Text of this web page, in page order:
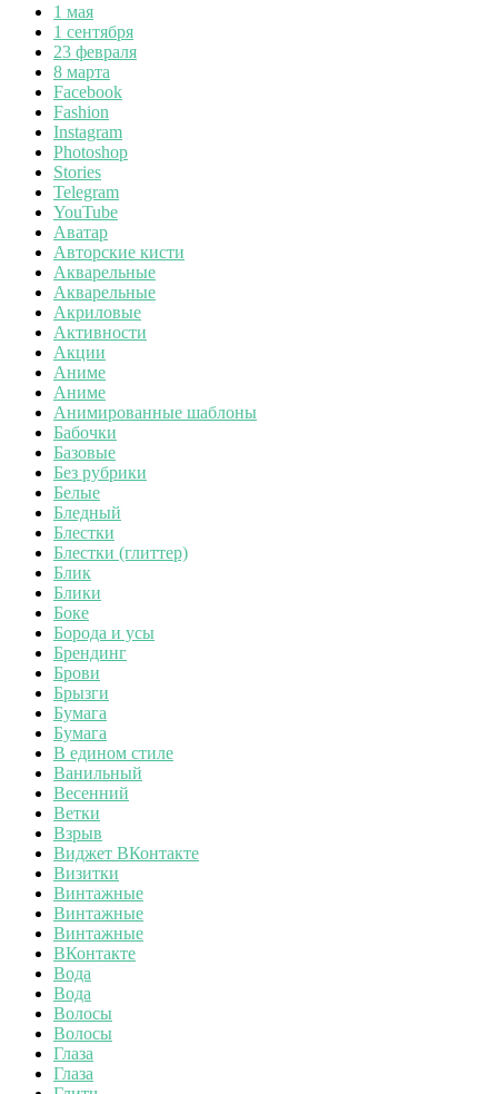
1 мая
1 сентября
23 февраля
8 марта
Facebook
Fashion
Instagram
Photoshop
Stories
Telegram
YouTube
Аватар
Авторские кисти
Акварельные
Акварельные
Акриловые
Активности
Акции
Аниме
Аниме
Анимированные шаблоны
Бабочки
Базовые
Без рубрики
Белые
Бледный
Блестки
Блестки (глиттер)
Блик
Блики
Боке
Борода и усы
Брендинг
Брови
Брызги
Бумага
Бумага
В едином стиле
Ванильный
Весенний
Ветки
Взрыв
Виджет ВКонтакте
Визитки
Винтажные
Винтажные
Винтажные
ВКонтакте
Вода
Вода
Волосы
Волосы
Глаза
Глаза